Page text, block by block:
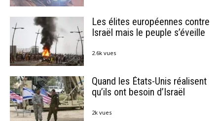
Les élites européennes contre
Israël mais le peuple s’éveille
2.6k vues
Quand les États-Unis réalisent
qu’ils ont besoin d’Israël
2k vues